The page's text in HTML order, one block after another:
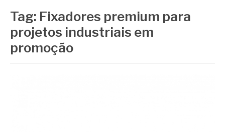
Tag: Fixadores premium para
projetos industriais em
promoção